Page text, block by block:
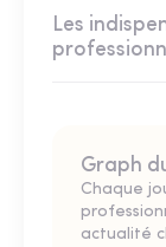
Les
Graph
Chaque
actualité